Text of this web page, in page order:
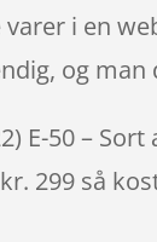
i en
og
E-50 –
299 så